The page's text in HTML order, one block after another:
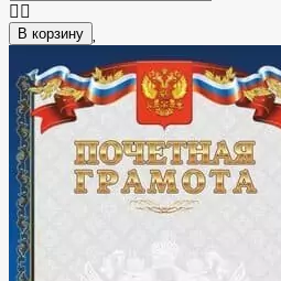
В корзину